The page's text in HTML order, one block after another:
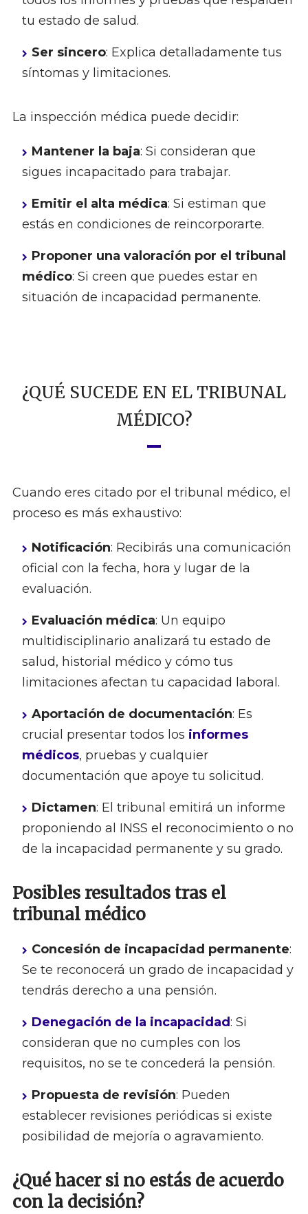
tu estado de salud.
Ser sincero: Explica detalladamente tus
síntomas y limitaciones.
La inspección médica puede decidir:
Mantener la baja: Si consideran que
sigues incapacitado para trabajar.
Emitir el alta médica: Si estiman que
estás en condiciones de reincorporarte.
Proponer una valoración por el tribunal
médico: Si creen que puedes estar en
situación de incapacidad permanente.
¿QUÉ SUCEDE EN EL TRIBUNAL
MÉDICO?
Cuando eres citado por el tribunal médico, el
proceso es más exhaustivo:
Notificación: Recibirás una comunicación
oficial con la fecha, hora y lugar de la
evaluación.
Evaluación médica: Un equipo
multidisciplinario analizará tu estado de
salud, historial médico y cómo tus
limitaciones afectan tu capacidad laboral.
Aportación de documentación: Es
crucial presentar todos los informes
médicos, pruebas y cualquier
documentación que apoye tu solicitud.
Dictamen: El tribunal emitirá un informe
proponiendo al INSS el reconocimiento o no
de la incapacidad permanente y su grado.
Posibles resultados tras el
tribunal médico
Concesión de incapacidad permanente:
Se te reconocerá un grado de incapacidad y
tendrás derecho a una pensión.
Denegación de la incapacidad: Si
consideran que no cumples con los
requisitos, no se te concederá la pensión.
Propuesta de revisión: Pueden
establecer revisiones periódicas si existe
posibilidad de mejoría o agravamiento.
¿Qué hacer si no estás de acuerdo
con la decisión?